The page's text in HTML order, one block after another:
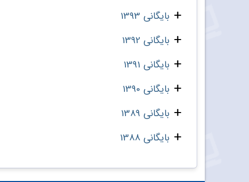
بایگانی 1393
بایگانی 1392
بایگانی 1391
بایگانی 1390
بایگانی 1389
بایگانی 1388